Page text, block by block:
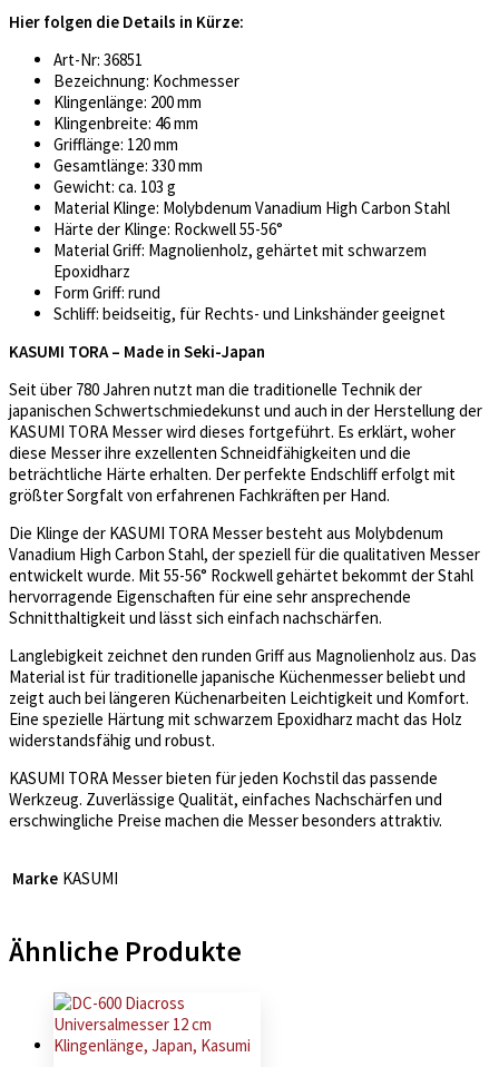
Hier folgen die Details in Kürze:
Art-Nr: 36851
Bezeichnung: Kochmesser
Klingenlänge: 200 mm
Klingenbreite: 46 mm
Grifflänge: 120 mm
Gesamtlänge: 330 mm
Gewicht: ca. 103 g
Material Klinge: Molybdenum Vanadium High Carbon Stahl
Härte der Klinge: Rockwell 55-56°
Material Griff: Magnolienholz, gehärtet mit schwarzem
Epoxidharz
Form Griff: rund
Schliff: beidseitig, für Rechts- und Linkshänder geeignet
KASUMI TORA – Made in Seki-Japan
Seit über 780 Jahren nutzt man die traditionelle Technik der
japanischen Schwertschmiedekunst und auch in der Herstellung der
KASUMI TORA Messer wird dieses fortgeführt. Es erklärt, woher
diese Messer ihre exzellenten Schneidfähigkeiten und die
beträchtliche Härte erhalten. Der perfekte Endschliff erfolgt mit
größter Sorgfalt von erfahrenen Fachkräften per Hand.
Die Klinge der KASUMI TORA Messer besteht aus Molybdenum
Vanadium High Carbon Stahl, der speziell für die qualitativen Messer
entwickelt wurde. Mit 55-56° Rockwell gehärtet bekommt der Stahl
hervorragende Eigenschaften für eine sehr ansprechende
Schnitthaltigkeit und lässt sich einfach nachschärfen.
Langlebigkeit zeichnet den runden Griff aus Magnolienholz aus. Das
Material ist für traditionelle japanische Küchenmesser beliebt und
zeigt auch bei längeren Küchenarbeiten Leichtigkeit und Komfort.
Eine spezielle Härtung mit schwarzem Epoxidharz macht das Holz
widerstandsfähig und robust.
KASUMI TORA Messer bieten für jeden Kochstil das passende
Werkzeug. Zuverlässige Qualität, einfaches Nachschärfen und
erschwingliche Preise machen die Messer besonders attraktiv.
Marke KASUMI
Ähnliche Produkte